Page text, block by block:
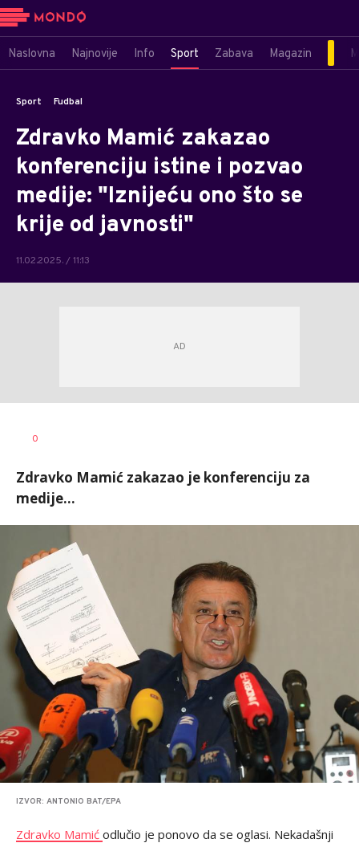
Naslovna Najnovije Info Sport Zabava Magazin
Sport Fudbal
Zdravko Mamić zakazao
konferenciju istine i pozvao
medije: "Iznijeću ono što se
krije od javnosti"
11.02.2025. / 11:13
0
Zdravko Mamić zakazao je konferenciju za
medije...
IZVOR: ANTONIO BAT/EPA
Zdravko Mamić odlučio je ponovo da se oglasi. Nekadašnji